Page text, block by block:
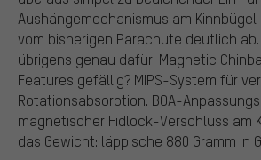
Aushängemechanismus am Kinnbügel
vom bisherigen Parachute deutlich ab.
übrigens genau dafür: Magnetic
Features gefällig? MIPS-System für
Rotationsabsorption. BOA-
magnetischer Fidlock-Verschluss am
das Gewicht: läppische 880 Gramm in